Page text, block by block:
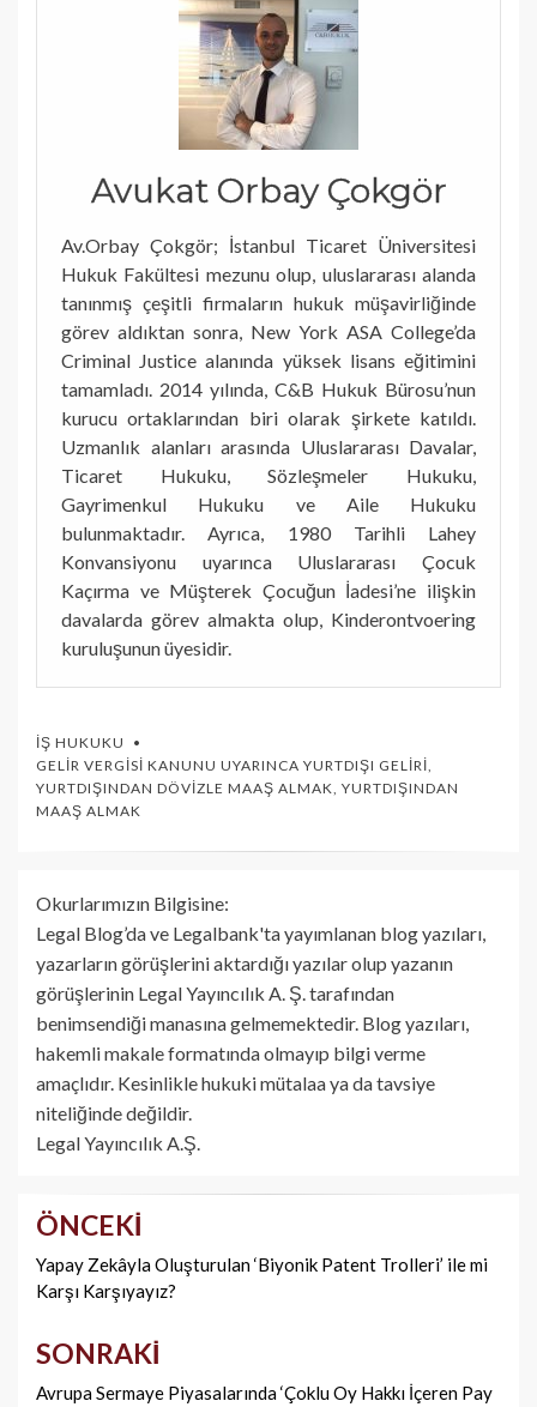
Avukat Orbay Çokgör
Av.Orbay Çokgör; İstanbul Ticaret Üniversitesi
Hukuk Fakültesi mezunu olup, uluslararası alanda
tanınmış çeşitli firmaların hukuk müşavirliğinde
görev aldıktan sonra, New York ASA College’da
Criminal Justice alanında yüksek lisans eğitimini
tamamladı. 2014 yılında, C&B Hukuk Bürosu’nun
kurucu ortaklarından biri olarak şirkete katıldı.
Uzmanlık alanları arasında Uluslararası Davalar,
Ticaret Hukuku, Sözleşmeler Hukuku,
Gayrimenkul Hukuku ve Aile Hukuku
bulunmaktadır. Ayrıca, 1980 Tarihli Lahey
Konvansiyonu uyarınca Uluslararası Çocuk
Kaçırma ve Müşterek Çocuğun İadesi’ne ilişkin
davalarda görev almakta olup, Kinderontvoering
kuruluşunun üyesidir.
İŞ HUKUKU
GELIR VERGISI KANUNU UYARINCA YURTDIŞI GELIRI,
YURTDIŞINDAN DÖVIZLE MAAŞ ALMAK, YURTDIŞINDAN
MAAŞ ALMAK
Okurlarımızın Bilgisine:
Legal Blog’da ve Legalbank'ta yayımlanan blog yazıları,
yazarların görüşlerini aktardığı yazılar olup yazanın
görüşlerinin Legal Yayıncılık A. Ş. tarafından
benimsendiği manasına gelmemektedir. Blog yazıları,
hakemli makale formatında olmayıp bilgi verme
amaçlıdır. Kesinlikle hukuki mütalaa ya da tavsiye
niteliğinde değildir.
Legal Yayıncılık A.Ş.
Yazı
dolaşımı
ÖNCEKI
Yapay Zekâyla Oluşturulan ‘Biyonik Patent Trolleri’ ile mi
Karşı Karşıyayız?
SONRAKI
Avrupa Sermaye Piyasalarında ‘Çoklu Oy Hakkı İçeren Pay